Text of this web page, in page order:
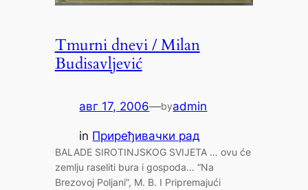
Tmurni dnevi / Milan
Budisavljević
авг 17, 2006—byadmin
in Приређивачки рад
BALADE SIROTINJSKOG SVIJETA … ovu će
zemlju raseliti bura i gospoda… “Na
Brezovoj Poljani”, M. B. I Pripremajući